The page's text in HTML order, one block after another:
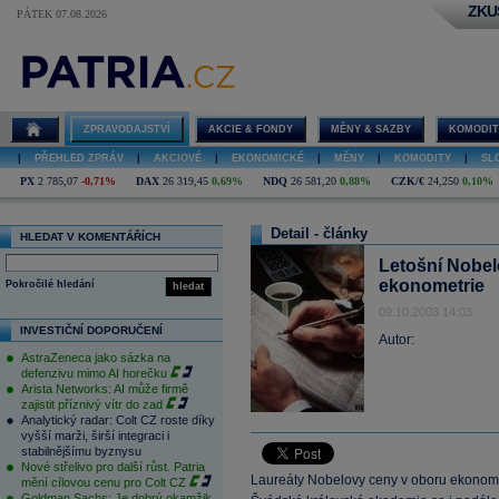
PÁTEK 07.08.2026
ZPRAVODAJSTVÍ AKCIE & FONDY MĚNY & SAZBY
PŘEHLED ZPRÁV AKCIOVÉ EKONOMICKÉ MĚNY KOMODITY
PX 2 785,07 -0,71% DAX 26 319,45 0,69% NDQ 26 581,20 0,88% CZK/€ 24,250 0,10%
HLEDAT V KOMENTÁŘÍCH
hledat
Pokročilé hledání
INVESTIČNÍ DOPORUČENÍ
AstraZeneca jako sázka na
defenzivu mimo AI horečku
Arista Networks: AI může firmě
zajistit příznivý vítr do zad
Analytický radar: Colt CZ roste díky
vyšší marži, širší integraci i
stabilnějšímu byznysu
Nové střelivo pro další růst. Patria
mění cílovou cenu pro Colt CZ
Detail - články
Letošní
ekonometrie
09.10.2003 14:03
Autor:
Laureáty Nobelovy ceny v oboru